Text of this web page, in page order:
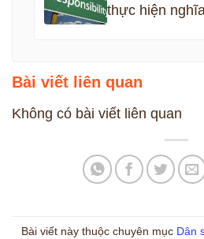
thực hiện
Bài viết liên quan
Không có bài viết liên quan
Bài viết này thuộc chuyên mục Dân